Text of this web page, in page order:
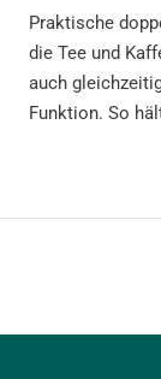
Praktische
die Tee und
auch
Funktion. So